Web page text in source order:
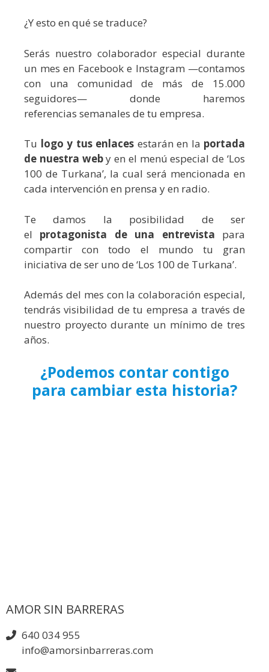
¿Y esto en qué se traduce?
Serás nuestro colaborador especial durante
un mes en Facebook e Instagram —contamos
con una comunidad de más de 15.000
seguidores—
donde haremos
referencias semanales de tu empresa.
Tu logo y tus enlaces estarán en la portada
de nuestra weby en el menú especial de ‘Los
100 de Turkana’, la cual será mencionada en
cada intervención en prensa y en radio.
Te damos la posibilidad de ser
el protagonista de una entrevista para
compartir con todo el mundo tu gran
iniciativa de ser uno de ‘Los 100 de Turkana’.
Además del mes con la colaboración especial,
tendrás visibilidad de tu empresa a través de
nuestro proyecto durante un mínimo de tres
años.
¿Podemos contar contigo
para cambiar esta historia?
AMOR SIN BARRERAS
640 034 955
info@amorsinbarreras.com